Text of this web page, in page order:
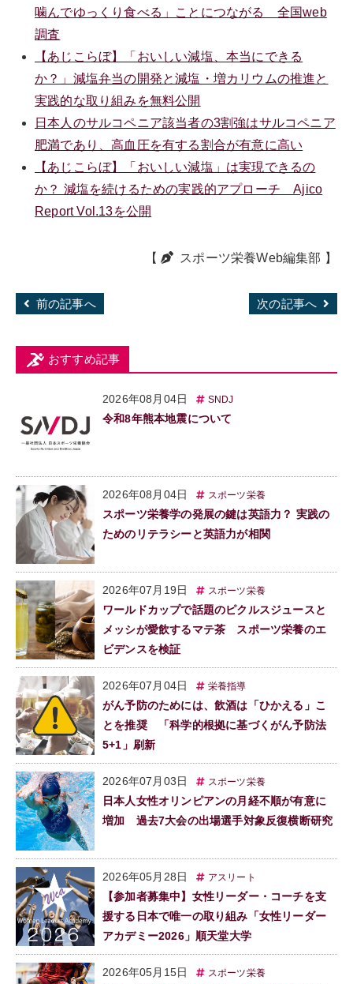
噛んでゆっくり食べる」ことにつながる 全国web
調査
【あじこらぼ】「おいしい減塩、本当にできる
か？」減塩弁当の開発と減塩・増カリウムの推進と
実践的な取り組みを無料公開
日本人のサルコペニア該当者の3割強はサルコペニア
肥満であり、高血圧を有する割合が有意に高い
【あじこらぼ】「おいしい減塩」は実現できるの
か？ 減塩を続けるための実践的アプローチ Ajico
Report Vol.13を公開
【 スポーツ栄養Web編集部 】
前の記事へ 次の記事へ
おすすめ記事
2026年08月04日 SNDJ
令和8年熊本地震について
2026年08月04日 スポーツ栄養
スポーツ栄養学の発展の鍵は英語力？ 実践の
ためのリテラシーと英語力が相関
2026年07月19日 スポーツ栄養
ワールドカップで話題のピクルスジュースと
メッシが愛飲するマテ茶 スポーツ栄養のエ
ビデンスを検証
2026年07月04日 栄養指導
がん予防のためには、飲酒は「ひかえる」こ
とを推奨 「科学的根拠に基づくがん予防法
5+1」刷新
2026年07月03日 スポーツ栄養
日本人女性オリンピアンの月経不順が有意に
増加 過去7大会の出場選手対象反復横断研究
2026年05月28日 アスリート
【参加者募集中】女性リーダー・コーチを支
援する日本で唯一の取り組み「女性リーダー
アカデミー2026」順天堂大学
2026年05月15日 スポーツ栄養